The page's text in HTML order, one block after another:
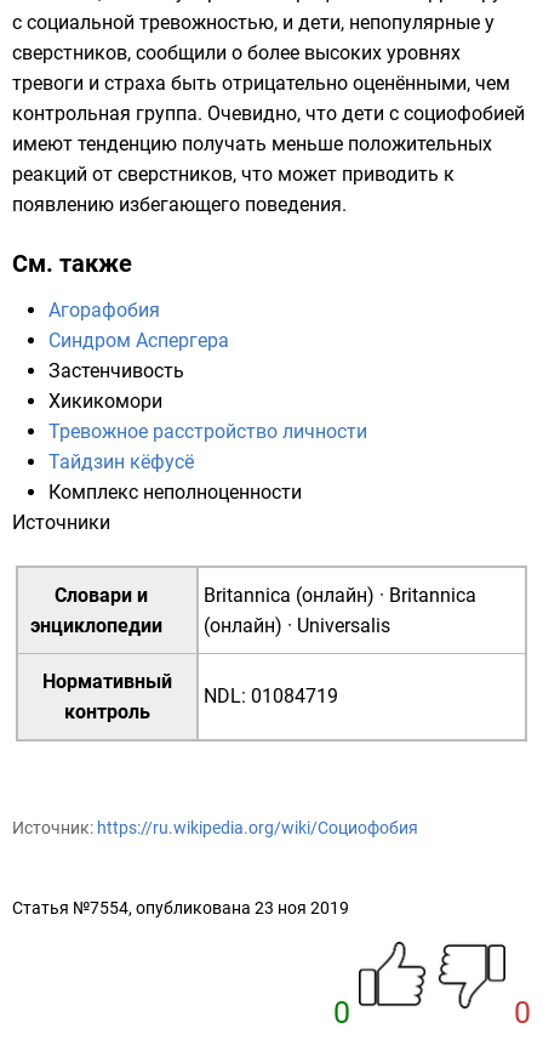
с социальной тревожностью, и дети, непопулярные у
сверстников, сообщили о более высоких уровнях
тревоги и страха быть отрицательно оценёнными, чем
контрольная группа. Очевидно, что дети с социофобией
имеют тенденцию получать меньше положительных
реакций от сверстников, что может приводить к
появлению избегающего поведения.
См. также
Агорафобия
Синдром Аспергера
Застенчивость
Хикикомори
Тревожное расстройство личности
Тайдзин кёфусё
Комплекс неполноценности
Источники
Словари и
энциклопедии
Britannica (онлайн) · Britannica
(онлайн) · Universalis
Нормативный
контроль
NDL: 01084719
Источник: https://ru.wikipedia.org/wiki/Социофобия
Статья №7554, опубликована 23 ноя 2019
0 0